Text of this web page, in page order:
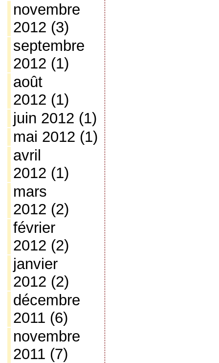
novembre
2012 (3)
septembre
2012 (1)
août
2012 (1)
juin 2012 (1)
mai 2012 (1)
avril
2012 (1)
mars
2012 (2)
février
2012 (2)
janvier
2012 (2)
décembre
2011 (6)
novembre
2011 (7)